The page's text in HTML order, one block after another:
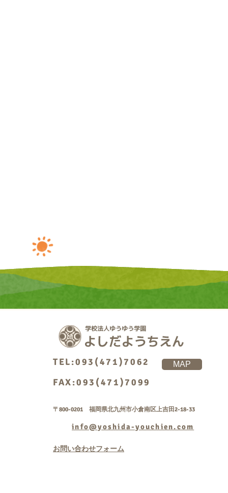
TEL:093(471)7062
FAX:093(471)7099
MAP
〒800-0201 福岡県北九州市小倉南区上吉田2-18-33
info@yoshida-youchien.com
お問い合わせフォーム